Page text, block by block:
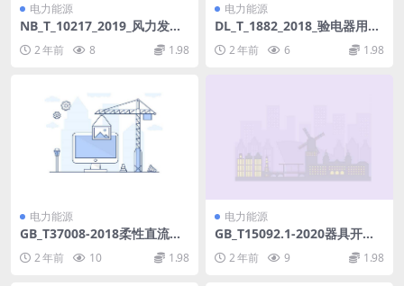
电力能源
NB_T_10217_2019_风力发电
2 年前 8 1.98
电力能源
DL_T_1882_2018_验电器用工
2 年前 6 1.98
电力能源
GB_T37008-2018柔性直流输
电用电抗器技术规范(1.32MB)
pdf2 年前 10 1.98
电力能源
GB_T15092.1-2020器具开关
2 年前 9 1.98